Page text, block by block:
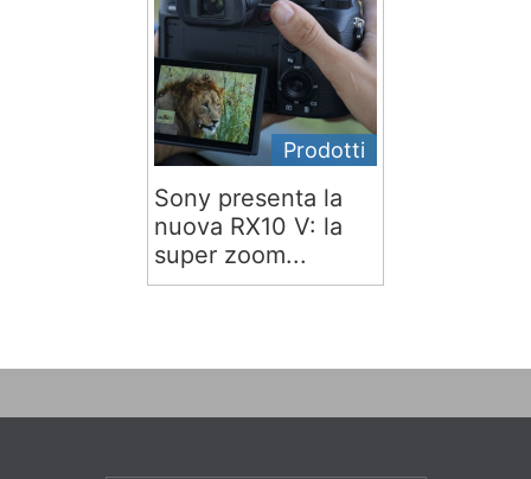
Prodotti
Sony presenta la
nuova RX10 V: la
super zoom...